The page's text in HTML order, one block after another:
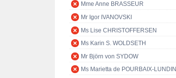
Mme Anne BRASSEUR
Mr Igor IVANOVSKI
Ms Lise CHRISTOFFERSEN
Ms Karin S. WOLDSETH
Mr Björn von SYDOW
Ms Marietta de POURBAIX-LUNDIN